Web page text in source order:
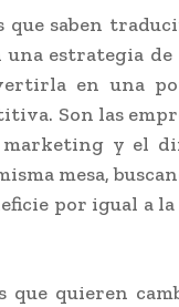
que saben
una estrategia
en una
Son las
y el
mesa,
por igual a
que quieren